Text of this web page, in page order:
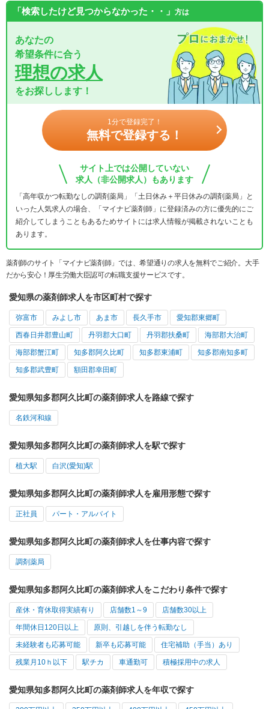
「検索したけど見つからなかった・・」 方は
あなたの
希望条件に合う
理想の求人
をお探しします！
1分で登録完了！
無料で登録する！
サイト上では公開していない
求人（非公開求人）もあります
「高年収かつ転勤なしの調剤薬局」「土日休み＋平日休みの調剤薬局」と
いった人気求人の場合、「マイナビ薬剤師」に登録済みの方に優先的にご
紹介してしまうこともあるためサイトには求人情報が掲載されないことも
あります。
薬剤師のサイト「マイナビ薬剤師」では、希望通りの求人を無料でご紹介。大手
だから安心！厚生労働大臣認可の転職支援サービスです。
愛知県の薬剤師求人を市区町村で探す
弥富市 みよし市 あま市 長久手市 愛知郡東郷町
西春日井郡豊山町 丹羽郡大口町 丹羽郡扶桑町 海部郡大治町
海部郡蟹江町 知多郡阿久比町 知多郡東浦町 知多郡南知多町
知多郡武豊町 額田郡幸田町
愛知県知多郡阿久比町の薬剤師求人を路線で探す
名鉄河和線
愛知県知多郡阿久比町の薬剤師求人を駅で探す
植大駅 白沢(愛知)駅
愛知県知多郡阿久比町の薬剤師求人を雇用形態で探す
正社員 パート・アルバイト
愛知県知多郡阿久比町の薬剤師求人を仕事内容で探す
調剤薬局
愛知県知多郡阿久比町の薬剤師求人をこだわり条件で探す
産休・育休取得実績有り 店舗数1～9 店舗数30以上
年間休日120日以上 原則、引越しを伴う転勤なし
未経験者も応募可能 新卒も応募可能 住宅補助（手当）あり
残業月10ｈ以下 駅チカ 車通勤可 積極採用中の求人
愛知県知多郡阿久比町の薬剤師求人を年収で探す